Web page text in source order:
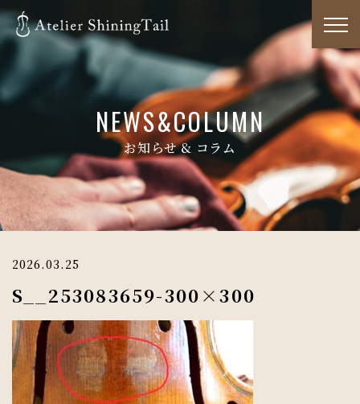
NEWS&COLUMN
お知らせ & コラム
2026.03.25
S__253083659-300×300